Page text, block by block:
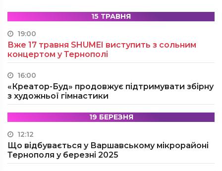
15 ТРАВНЯ
19:00
Вже 17 травня SHUMEI виступить з сольним
концертом у Тернополі
16:00
«Креатор-Буд» продовжує підтримувати збірну
з художньої гімнастики
19 БЕРЕЗНЯ
12:12
Що відбувається у Варшавському мікрорайоні
Тернополя у березні 2025